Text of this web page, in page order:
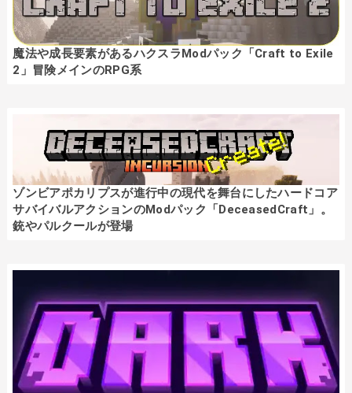
魔法や成長要素があるハクスラModパック「Craft to Exile
2」冒険メインのRPG系
ゾンビアポカリプスが進行中の現代を舞台にしたハードコア
サバイバルアクションのModパック「DeceasedCraft」。
銃やパルクールが登場